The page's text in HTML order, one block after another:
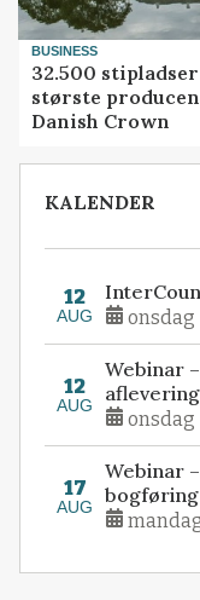
BUSINESS
32.500
største
Danish Crown
KALENDER
12
AUG onsdag
12
AUG
Webinar
onsdag
17
AUG
Webinar
bogføring